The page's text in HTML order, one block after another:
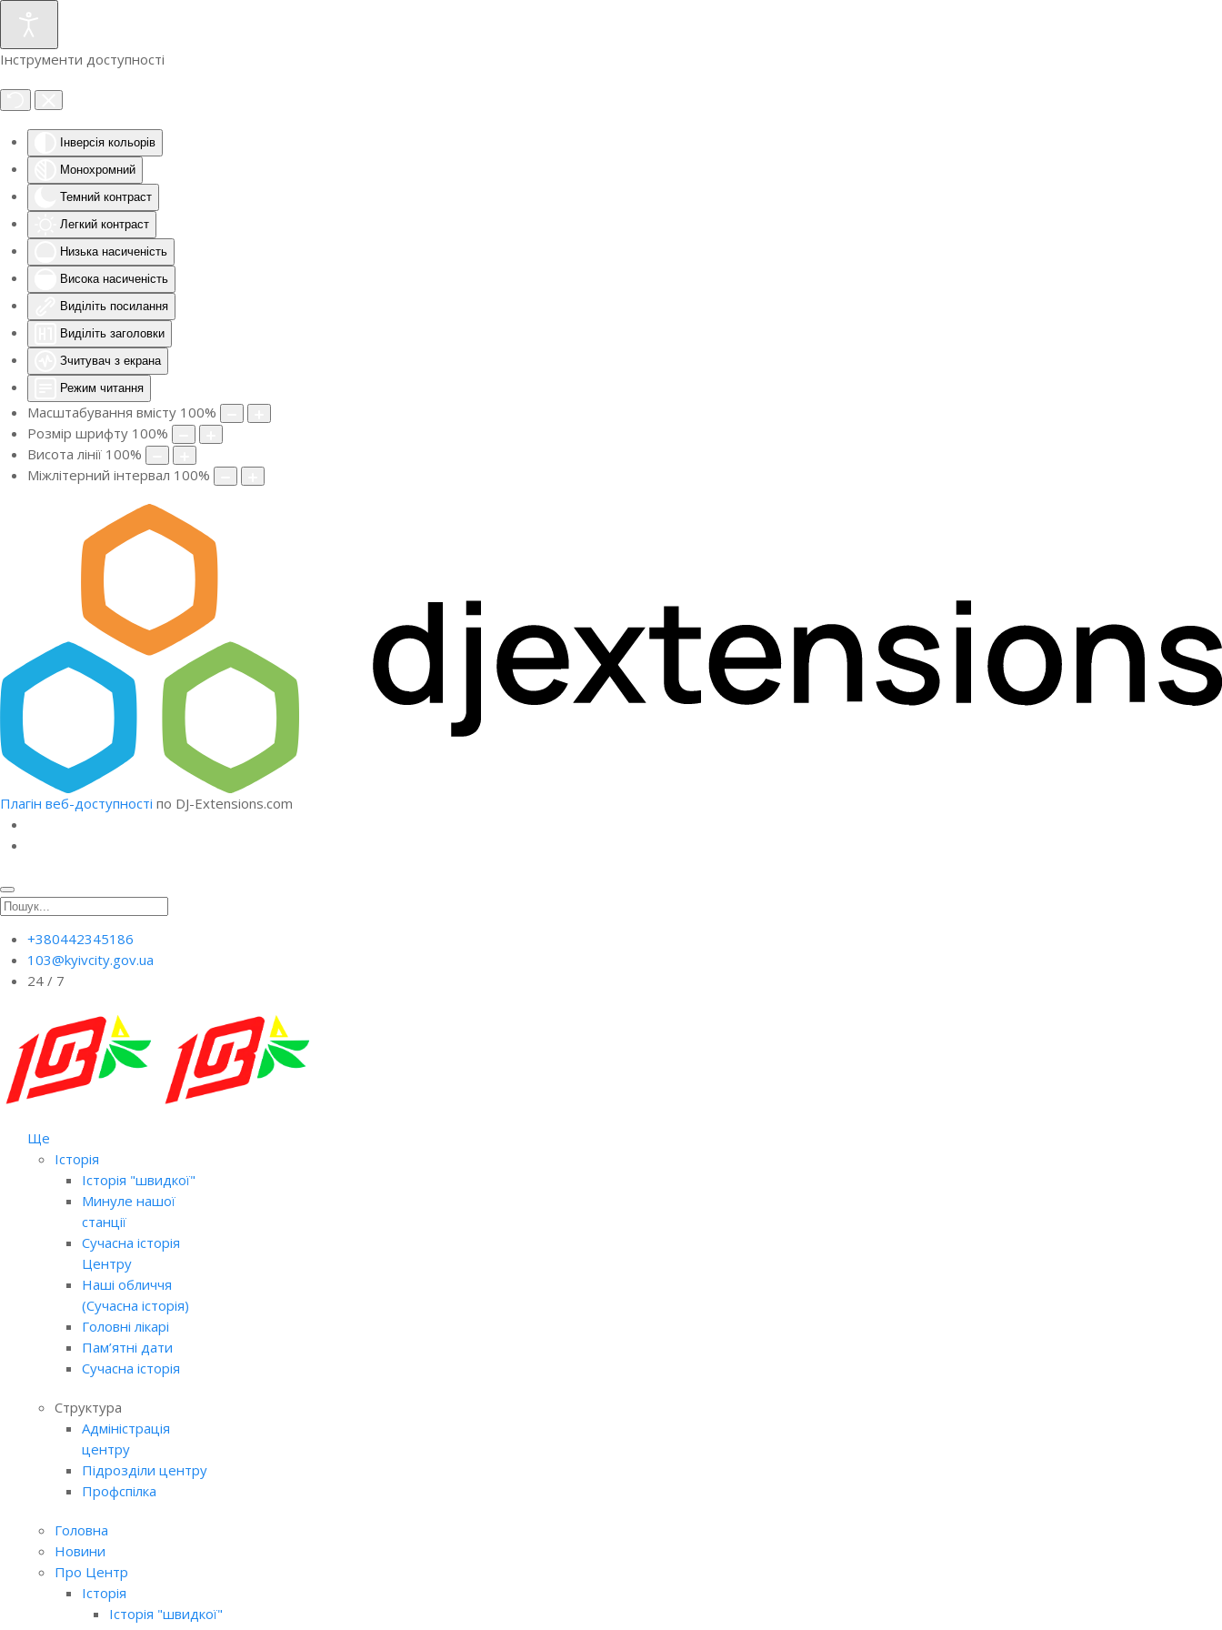
Інструменти доступності
Інверсія кольорів
Монохромний
Темний контраст
Легкий контраст
Низька насиченість
Висока насиченість
Виділіть посилання
Виділіть заголовки
Зчитувач з екрана
Режим читання
Масштабування вмісту 100%
Розмір шрифту 100%
Висота лінії 100%
Міжлітерний інтервал 100%
Плагін веб-доступності по DJ-Extensions.com
+380442345186
103@kyivcity.gov.ua
24 / 7
Ще
Історія
Історія "швидкої"
Минуле нашої
станції
Сучасна історія
Центру
Наші обличчя
(Сучасна історія)
Головні лікарі
Пам’ятні дати
Сучасна історія
Структура
Адміністрація
центру
Підрозділи центру
Профспілка
Головна
Новини
Про Центр
Історія
Історія "швидкої"